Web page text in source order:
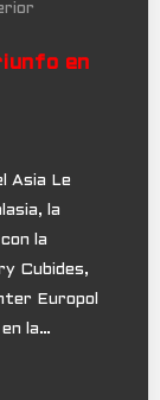
en
Asia Le
la
la
Cubides,
Europol
la…